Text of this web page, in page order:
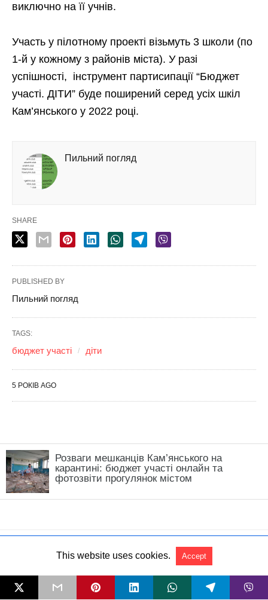
Розваги мешканців Кам’янського на
карантині: бюджет участі онлайн та
фотозвіти прогулянок містом
All Rights Reserved View Non-AMP Version
This website uses cookies. Accept